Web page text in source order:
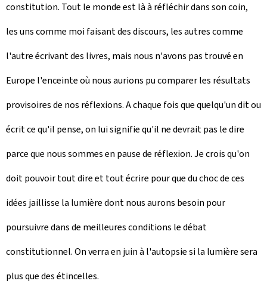
constitution. Tout le monde est là à réfléchir dans son coin,
les uns comme moi faisant des discours, les autres comme
l'autre écrivant des livres, mais nous n'avons pas trouvé en
Europe l'enceinte où nous aurions pu comparer les résultats
provisoires de nos réflexions. A chaque fois que quelqu'un dit ou
écrit ce qu'il pense, on lui signifie qu'il ne devrait pas le dire
parce que nous sommes en pause de réflexion. Je crois qu'on
doit pouvoir tout dire et tout écrire pour que du choc de ces
idées jaillisse la lumière dont nous aurons besoin pour
poursuivre dans de meilleures conditions le débat
constitutionnel. On verra en juin à l'autopsie si la lumière sera
plus que des étincelles.